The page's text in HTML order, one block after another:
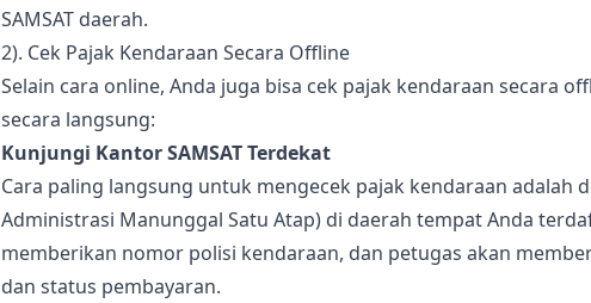
SAMSAT daerah.
2). Cek Pajak Kendaraan Secara Offline
Selain cara online, Anda juga bisa cek pajak kendaraan secara
secara langsung:
Kunjungi Kantor SAMSAT Terdekat
Cara paling langsung untuk mengecek pajak kendaraan adalah
Administrasi Manunggal Satu Atap) di daerah tempat Anda
memberikan nomor polisi kendaraan, dan petugas akan
dan status pembayaran.